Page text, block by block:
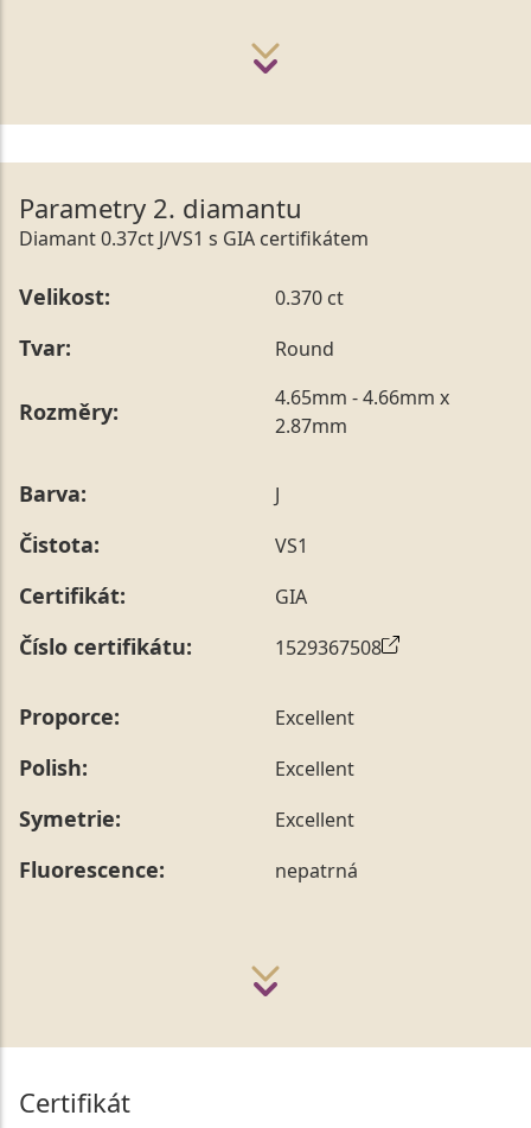
Parametry 2. diamantu
Diamant 0.37ct J/VS1 s GIA certifikátem
Velikost: 0.370 ct
Tvar: Round
Rozměry:
4.65mm - 4.66mm x
2.87mm
Barva: J
Čistota: VS1
Certifikát: GIA
Číslo certifikátu: 1529367508
Proporce: Excellent
Polish: Excellent
Symetrie: Excellent
Fluorescence: nepatrná
Certifikát